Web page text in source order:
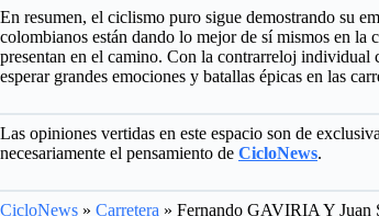
En resumen, el ciclismo puro sigue demostrando su
colombianos están dando lo mejor de sí mismos en la
presentan en el camino. Con la contrarreloj
esperar grandes emociones y batallas épicas en las
Las opiniones vertidas en este espacio son de
necesariamente el pensamiento de CicloNews.
CicloNews » Carretera » Fernando GAVIRIA Y